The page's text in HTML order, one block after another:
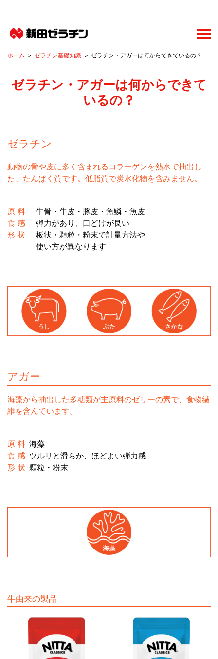
ゼラチン基礎知識 ゼラチン・アガーは何からできているの？
ゼラチン・アガーは何からできて
いるの？
ゼラチン
動物の骨や皮に多く含まれるコラーゲンを熱水で抽出し
た、たんぱく質です。低脂質で炭水化物を含みません。
原 料
牛骨・牛皮・豚皮・魚鱗・魚皮
食 感
弾力があり、口どけが良い
形 状
板状・顆粒・粉末で計量方法や
使い方が異なります
アガー
海藻から抽出した多糖類が主原料のゼリーの素で、食物繊
維を含んでいます。
原 料 海藻
食 感 ツルリと滑らか、ほどよい弾力感
形 状 顆粒・粉末
牛由来の製品